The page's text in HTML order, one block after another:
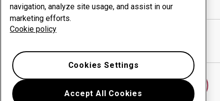
WILSIDER SPA ABA
navigation, analyze site usage, and assist in our
marketing efforts.
Cookie policy
Accept All Cookies
Cookies Settings